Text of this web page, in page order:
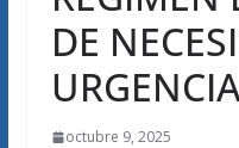
DE
octubre 9, 2025